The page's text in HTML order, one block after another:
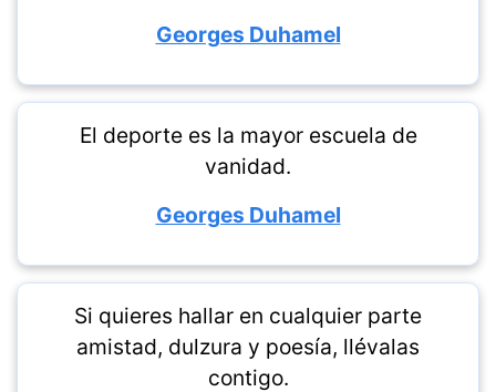
Georges Duhamel
El deporte es la mayor escuela de
vanidad.
Georges Duhamel
Si quieres hallar en cualquier parte
amistad, dulzura y poesía, llévalas
contigo.